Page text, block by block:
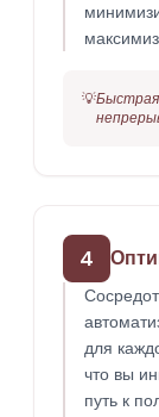
💡Быстрая
4
для
что вы
путь к